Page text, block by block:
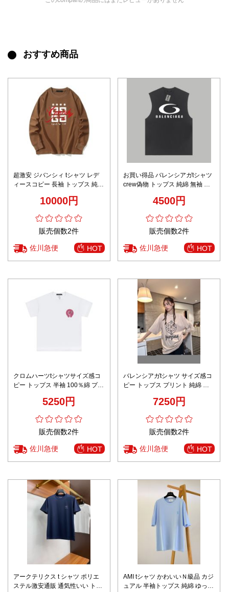
おすすめ商品
超激安 ジバンシィ tシャツ レデ
ィースコピー 長袖 トップス 純綿
10000円
販売個数2件
佐川急便 HOT
お買い得品 バレンシアガtシャツ
crew偽物 トップス 純綿 無袖 触
4500円
販売個数2件
佐川急便 HOT
クロムハーツtシャツサイズ感コ
ピー トップス 半袖 100％綿 プリ
5250円
販売個数2件
佐川急便 HOT
バレンシアガtシャツ サイズ感コ
ピー トップス プリント 純綿 柔
7250円
販売個数2件
佐川急便 HOT
アークテリクス t シャツ ポリエ
ステル激安通販 通気性いい トッ
AMI tシャツ かわいいＮ級品 カジ
ュアル 半袖トップス 純綿 ゆった